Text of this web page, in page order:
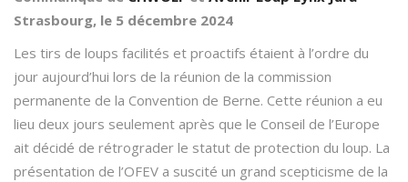
Strasbourg, le 5 décembre 2024
Les tirs de loups facilités et proactifs étaient à l’ordre du
jour aujourd’hui lors de la réunion de la commission
permanente de la Convention de Berne. Cette réunion a eu
lieu deux jours seulement après que le Conseil de l’Europe
ait décidé de rétrograder le statut de protection du loup. La
présentation de l’OFEV a suscité un grand scepticisme de la